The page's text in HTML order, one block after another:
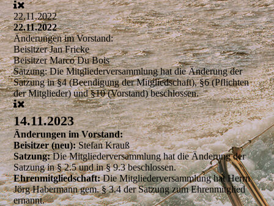
22.11.2022
22.11.2022
Änderungen im Vorstand:
BeisitzerJan Fricke
BeisitzerMarco Du Bois
Satzung:Die Mitgliederversammlung hat die Änderung der
Satzung in §4 (Beendigung der Mitgliedschaft), §6 (Pflichten
der Mitglieder) und §10 (Vorstand) beschlossen.
14.11.2023
Änderungen im Vorstand:
Beisitzer (neu):Stefan Krauß
Satzung:Die Mitgliederversammlung hat die Änderung der
Satzung in § 2.5 und in § 9.3 beschlossen.
Ehrenmitgliedschaft:Die Mitgliederversammlung hat Herrn
Jörg Habermann gem. § 3.4 der Satzung zum Ehrenmitglied
ernannt.